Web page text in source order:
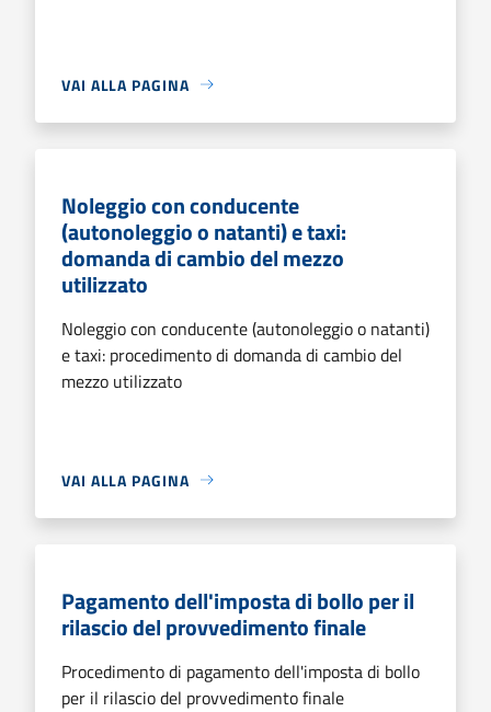
VAI ALLA PAGINA
Noleggio con conducente
(autonoleggio o natanti) e taxi:
domanda di cambio del mezzo
utilizzato
Noleggio con conducente (autonoleggio o natanti)
e taxi: procedimento di domanda di cambio del
mezzo utilizzato
VAI ALLA PAGINA
Pagamento dell'imposta di bollo per il
rilascio del provvedimento finale
Procedimento di pagamento dell'imposta di bollo
per il rilascio del provvedimento finale